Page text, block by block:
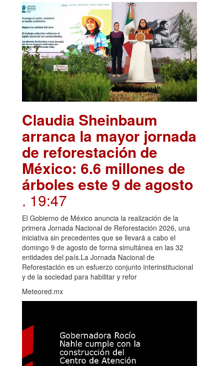
Claudia Sheinbaum
arranca la mayor jornada
de reforestación de
México: 6.6 millones de
árboles este 9 de agosto
. 19:47
El Gobierno de México anuncia la realización de la
primera Jornada Nacional de Reforestación 2026, una
iniciativa sin precedentes que se llevará a cabo el
domingo 9 de agosto de forma simultánea en las 32
entidades del país.La Jornada Nacional de
Reforestación es un esfuerzo conjunto interinstitucional
y de la sociedad para habilitar y refor
Meteored.mx